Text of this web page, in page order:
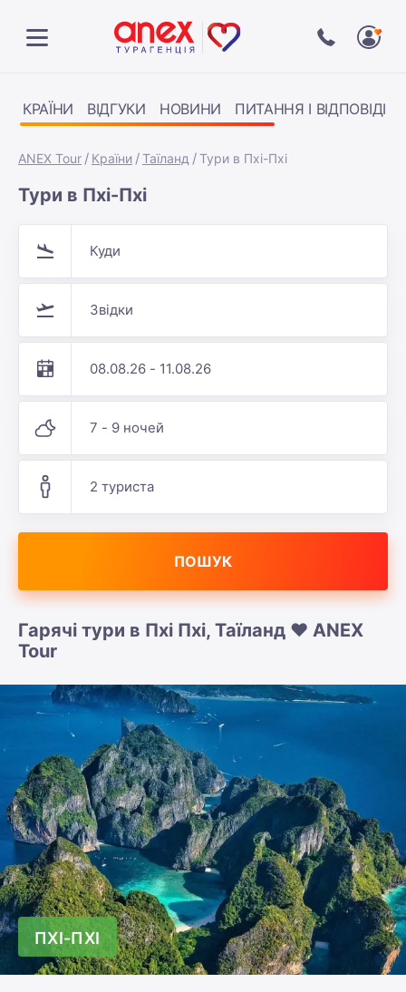
КРАЇНИ ВІДГУКИ НОВИНИ ПИТАННЯ І ВІДПОВІДІ
ANEX Tour Країни Таїланд Тури в Пхі-Пхі
Тури в Пхі-Пхі
Куди
Звідки
08.08.26 - 11.08.26
7 - 9 ночей
2 туриста
ПОШУК
Гарячі тури в Пхі Пхі, Таїланд ❤️ ANEX
Tour
ПХІ-ПХІ